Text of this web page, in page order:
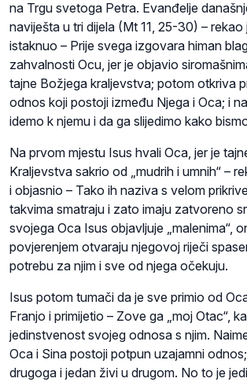
na Trgu svetoga Petra. Evanđelje
naviješta u tri dijela (Mt 11, 25-30) – rekao
istaknuo – Prije svega izgovara himan
zahvalnosti Ocu, jer je objavio
tajne Božjega kraljevstva; potom otkriva
odnos koji postoji između Njega i Oca; i
idemo k njemu i da ga slijedimo kako
Na prvom mjestu Isus hvali Oca, jer je
Kraljevstva sakrio od „mudrih i umnih“ –
i objasnio – Tako ih naziva s velom
takvima smatraju i zato imaju zatvoreno
svojega Oca Isus objavljuje „malenima“,
povjerenjem otvaraju njegovoj riječi
potrebu za njim i sve od njega očekuju.
Isus potom tumači da je sve primio od
Franjo i primijetio – Zove ga „moj Otac“,
jedinstvenost svojeg odnosa s njim.
Oca i Sina postoji potpun uzajamni
drugoga i jedan živi u drugom. No to je